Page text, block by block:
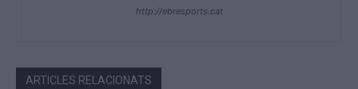
http://ebresports.cat
ARTICLES RELACIONATS